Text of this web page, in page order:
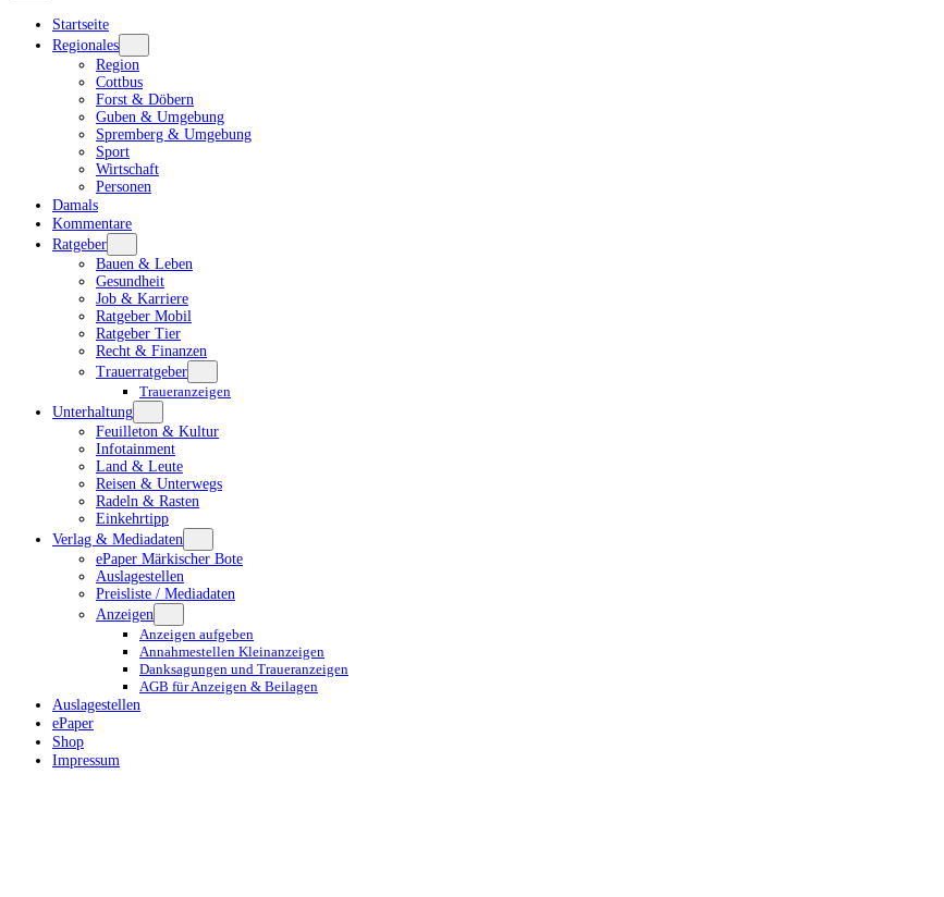
Startseite
Regionales
Region
Cottbus
Forst & Döbern
Guben & Umgebung
Spremberg & Umgebung
Sport
Wirtschaft
Personen
Damals
Kommentare
Ratgeber
Bauen & Leben
Gesundheit
Job & Karriere
Ratgeber Mobil
Ratgeber Tier
Recht & Finanzen
Trauerratgeber
Traueranzeigen
Unterhaltung
Feuilleton & Kultur
Infotainment
Land & Leute
Reisen & Unterwegs
Radeln & Rasten
Einkehrtipp
Verlag & Mediadaten
ePaper Märkischer Bote
Auslagestellen
Preisliste / Mediadaten
Anzeigen
Anzeigen aufgeben
Annahmestellen Kleinanzeigen
Danksagungen und Traueranzeigen
AGB für Anzeigen & Beilagen
Auslagestellen
ePaper
Shop
Impressum